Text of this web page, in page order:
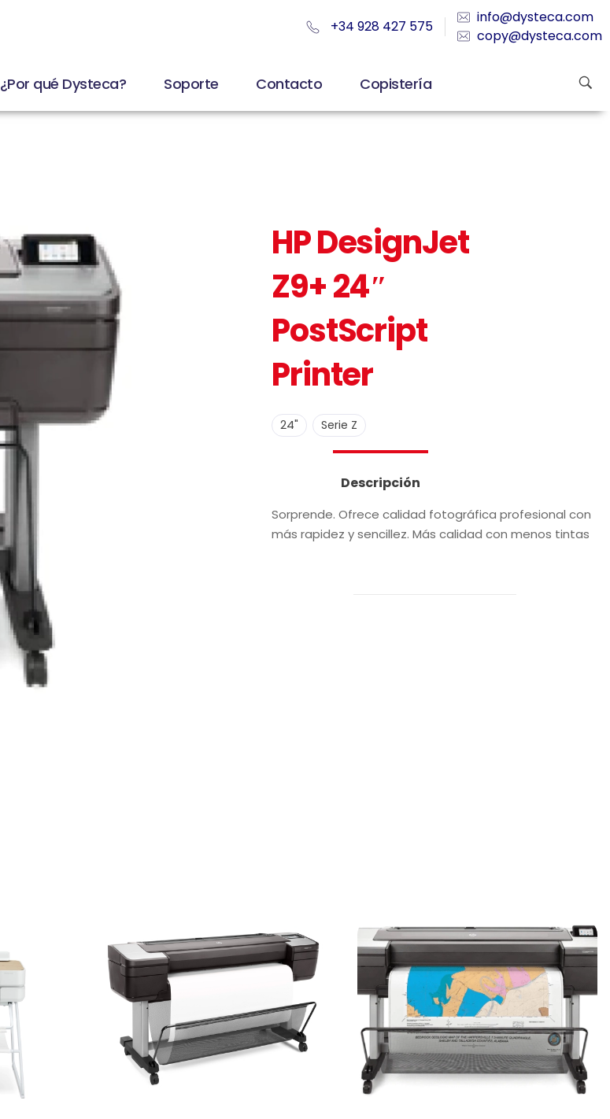
+34 928 427 575
info@dysteca.com
copy@dysteca.com
¿Por qué Dysteca? Soporte Contacto Copistería
HP DesignJet
Z9+ 24″
PostScript
Printer
24" , Serie Z
Descripción
Sorprende. Ofrece calidad fotográfica profesional con
más rapidez y sencillez. Más calidad con menos tintas